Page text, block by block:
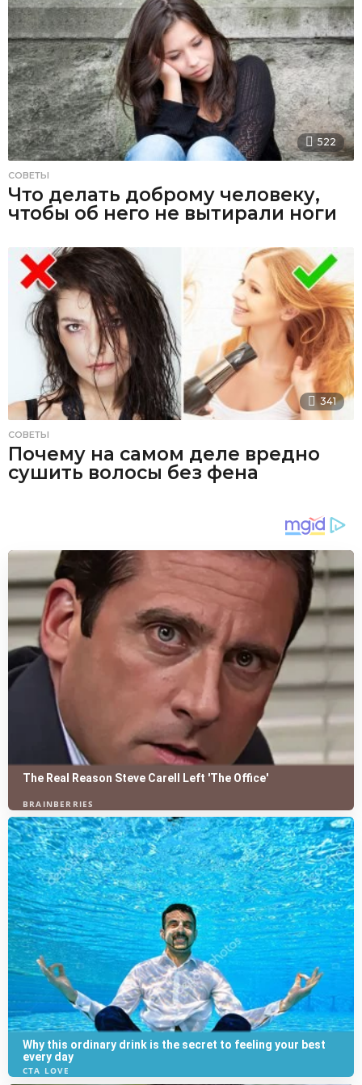
522
СОВЕТЫ
Что делать доброму человеку,
чтобы об него не вытирали ноги
341
СОВЕТЫ
Почему на самом деле вредно
сушить волосы без фена